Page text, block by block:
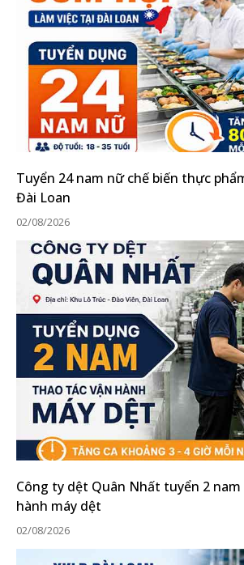
Tuyển 24 nam nữ chế biến thực
Đài Loan
02/08/2026
Công ty dệt Quân Nhất tuyển 2
hành máy dệt
02/08/2026